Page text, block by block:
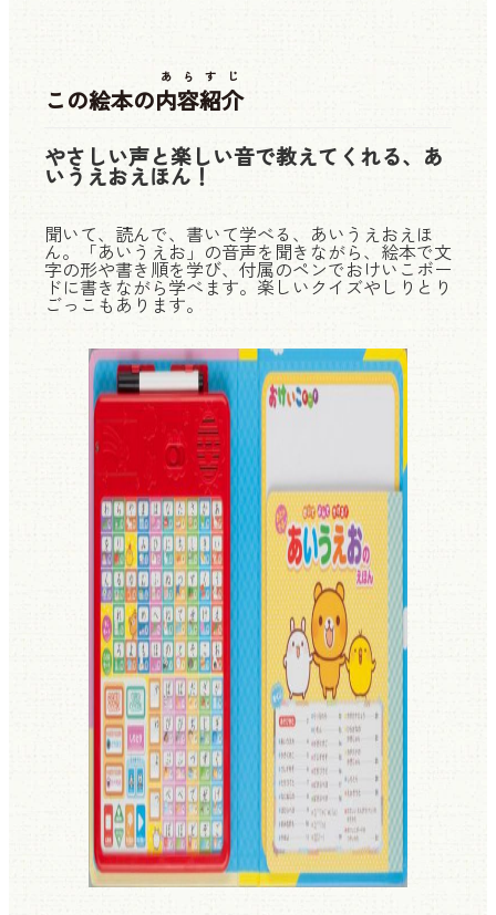
この絵本の内容紹介
あらすじ
やさしい声と楽しい音で教えてくれる、あ
いうえおえほん！
聞いて、読んで、書いて学べる、あいうえおえほ
ん。「あいうえお」の音声を聞きながら、絵本で文
字の形や書き順を学び、付属のペンでおけいこボー
ドに書きながら学べます。楽しいクイズやしりとり
ごっこもあります。